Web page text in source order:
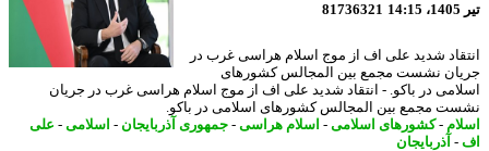
81736321
شدید علی اف از موج اسلام هراسی غرب در
نشست مجمع بین المجالس کشورهای
در باکو. - انتقاد شدید علی اف از موج اسلام هراسی غرب در جریان
مجمع بین المجالس کشورهای اسلامی در باکو.
-کشورهای اسلامی-اسلام هراسی -جمهوری آذربایجان-اسلامی-علی
آذربایجان